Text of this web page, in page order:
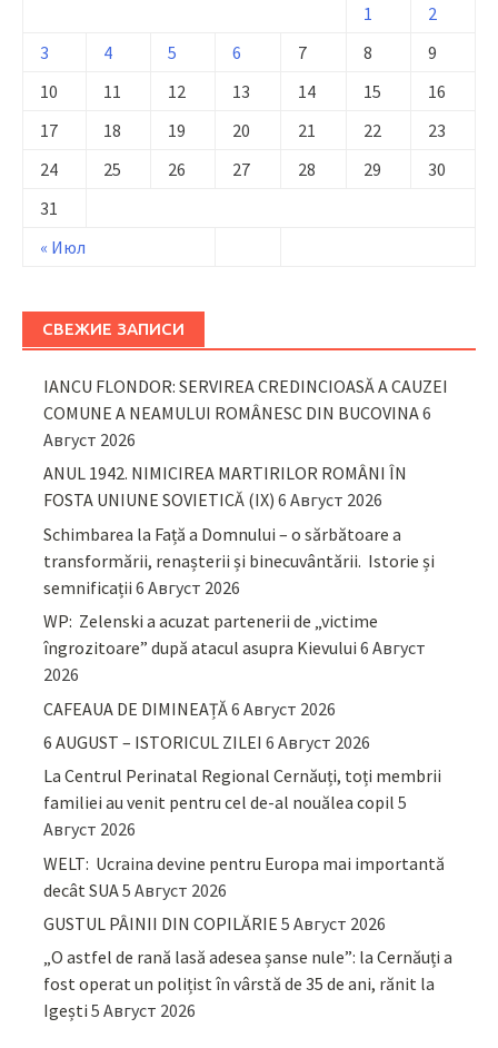
« Июл
1
2
3
4 5 6 7 8
9
10
11 12 13 14 15
16
17
18 19 20 21 22
23
24
25 26 27 28 29
30
31
СВЕЖИЕ ЗАПИСИ
IANCU FLONDOR: SERVIREA CREDINCIOASĂ A CAUZEI
COMUNE A NEAMULUI ROMÂNESC DIN BUCOVINA6
Август 2026
ANUL 1942. NIMICIREA MARTIRILOR ROMÂNI ÎN
FOSTA UNIUNE SOVIETICĂ (IX) 6 Август 2026
Schimbarea la Față a Domnului – o sărbătoare a
transformării, renașterii și binecuvântării. Istorie și
semnificații 6 Август 2026
WP: Zelenski a acuzat partenerii de „victime
îngrozitoare” după atacul asupra Kievului 6 Август
2026
CAFEAUA DE DIMINEAȚĂ6 Август 2026
6 AUGUST – ISTORICUL ZILEI 6 Август 2026
La Centrul Perinatal Regional Cernăuți, toți membrii
familiei au venit pentru cel de-al nouălea copil 5
Август 2026
WELT: Ucraina devine pentru Europa mai importantă
decât SUA5 Август 2026
GUSTUL PÂINII DIN COPILĂRIE 5 Август 2026
„O astfel de rană lasă adesea șanse nule”: la Cernăuți a
fost operat un polițist în vârstă de 35 de ani, rănit la
Igești 5 Август 2026